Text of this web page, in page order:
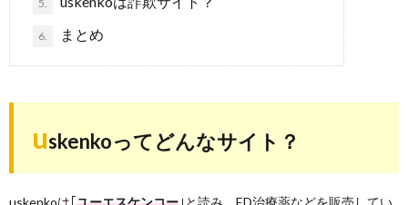
5.
6. まとめ
uskenkoってどんなサイト？
uskenkoは｢ユーエスケンコー ｣と読み、ED治療薬などを販売してい